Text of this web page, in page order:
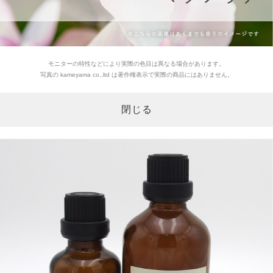
モニターの特性などにより実際の色目は異なる場合があります。
写真の kameyama co.,ltd は著作権表示で実際の商品にはありません。
閉じる